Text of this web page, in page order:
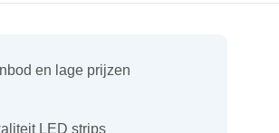
en lage prijzen
LED strips